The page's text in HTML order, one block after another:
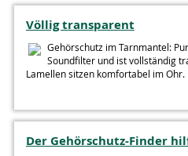
Völlig transparent
Gehörschutz im Tarnmantel:
Soundfilter und ist vollständig
Lamellen sitzen komfortabel im Ohr.
Der Gehörschutz-Finder